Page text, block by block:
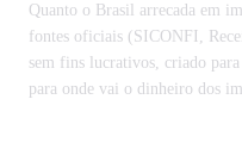
Quanto o Brasil arrecada em
fontes oficiais (SICONFI,
sem fins lucrativos, criado para
para onde vai o dinheiro dos